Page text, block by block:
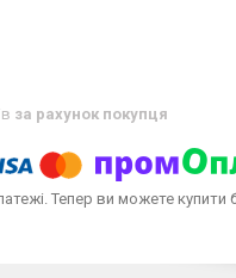
за рахунок покупця
Тепер ви можете купити